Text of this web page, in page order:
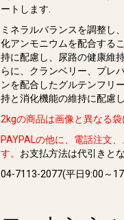
ートします.
ミネラルバランスを調整し
化アンモニウムを配合する
持に配慮し、尿路の健康維
らに、クランベリー、プレ
ンを配合したグルテンフリ
持と消化機能の維持に配慮
2kgの商品は画像と異なる袋
PAYPALの他に、電話注文
す。 お支払方法は代引きとな
04-7113-2077(平日9:00～